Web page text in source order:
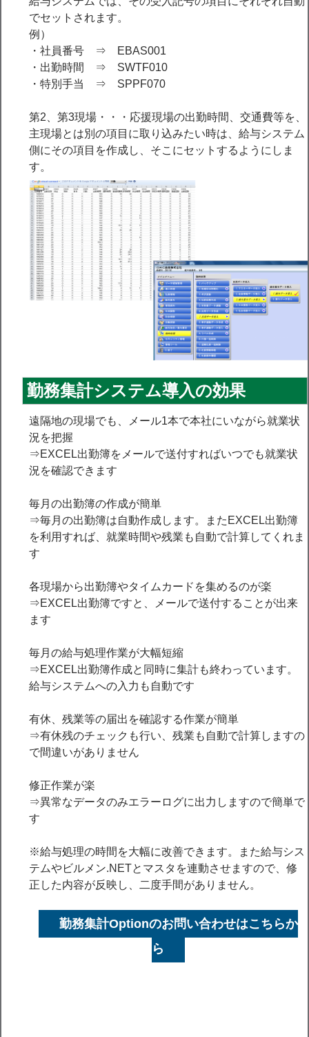
でセットされます。
例）
・社員番号 ⇒ EBAS001
・出勤時間 ⇒ SWTF010
・特別手当 ⇒ SPPF070
第2、第3現場・・・応援現場の出勤時間、交通費等を、
主現場とは別の項目に取り込みたい時は、給与システム
側にその項目を作成し、そこにセットするようにしま
す。
勤務集計システム導入の効果
遠隔地の現場でも、メール1本で本社にいながら就業状
況を把握
⇒EXCEL出勤簿をメールで送付すればいつでも就業状
況を確認できます
毎月の出勤簿の作成が簡単
⇒毎月の出勤簿は自動作成します。またEXCEL出勤簿
を利用すれば、就業時間や残業も自動で計算してくれま
す
各現場から出勤簿やタイムカードを集めるのが楽
⇒EXCEL出勤簿ですと、メールで送付することが出来
ます
毎月の給与処理作業が大幅短縮
⇒EXCEL出勤簿作成と同時に集計も終わっています。
給与システムへの入力も自動です
有休、残業等の届出を確認する作業が簡単
⇒有休残のチェックも行い、残業も自動で計算しますの
で間違いがありません
修正作業が楽
⇒異常なデータのみエラーログに出力しますので簡単で
す
※給与処理の時間を大幅に改善できます。また給与シス
テムやビルメン.NETとマスタを連動させますので、修
正した内容が反映し、二度手間がありません。
勤務集計Optionのお問い合わせはこちらか
ら